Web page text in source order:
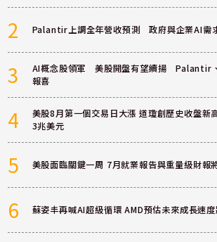
2 Palantir上調全年營收預測 政府與企業AI需
3
AI概念股領軍 美股開盤有望續揚 Palantir
報喜
4
美股8月第一個交易日大漲 道瓊創歷史收盤
3兆美元
5 美股面臨關鍵一周 7月就業報告與重量級財報
6 蘇姿丰再喊AI超級循環 AMD預估未來成長速